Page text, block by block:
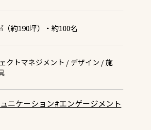
（約190坪）・約100名
クトマネジメント / デザイン / 施
ニケーション#エンゲージメント